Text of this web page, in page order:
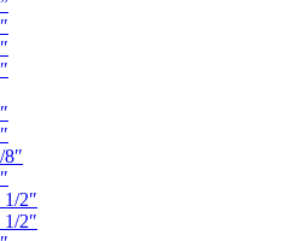
2″
2″